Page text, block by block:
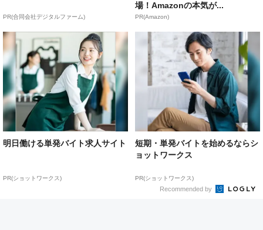
PR(合同会社デジタルファーム)
場！Amazonの本気が...
PR(Amazon)
明日働ける単発バイト求人サイト
PR(ショットワークス)
短期・単発バイトを始めるならシ
ョットワークス
PR(ショットワークス)
Recommended by